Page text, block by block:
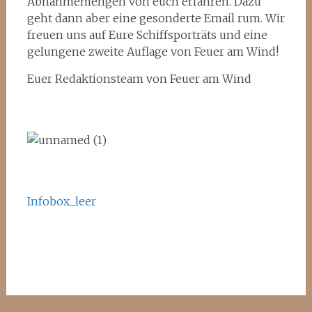
geht dann aber eine gesonderte Email rum. Wir
freuen uns auf Eure Schiffsporträts und eine
gelungene zweite Auflage von Feuer am Wind!
Euer Redaktionsteam von Feuer am Wind
Infobox_leer